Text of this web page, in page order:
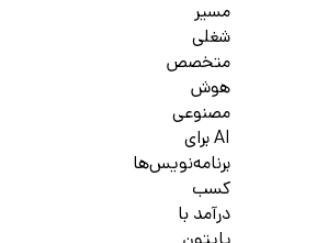
مسیر
شغلی
متخصص
هوش
مصنوعی
AI برای
برنامه‌نویس‌ها
کسب
درآمد با